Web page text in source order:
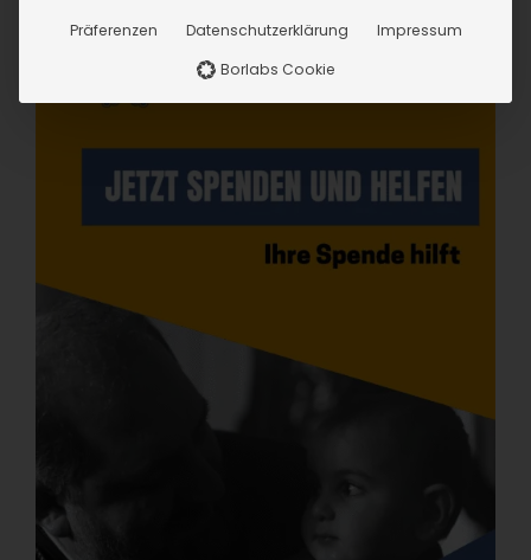
Präferenzen Datenschutzerklärung
Impressum
Borlabs Cookie